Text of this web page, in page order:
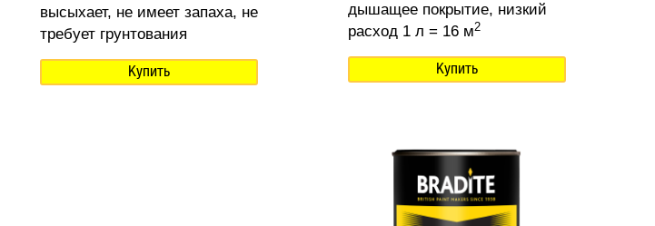
высыхает, не имеет запаха, не
требует грунтования
Купить
дышащее покрытие, низкий
расход 1 л = 16 м2
Купить